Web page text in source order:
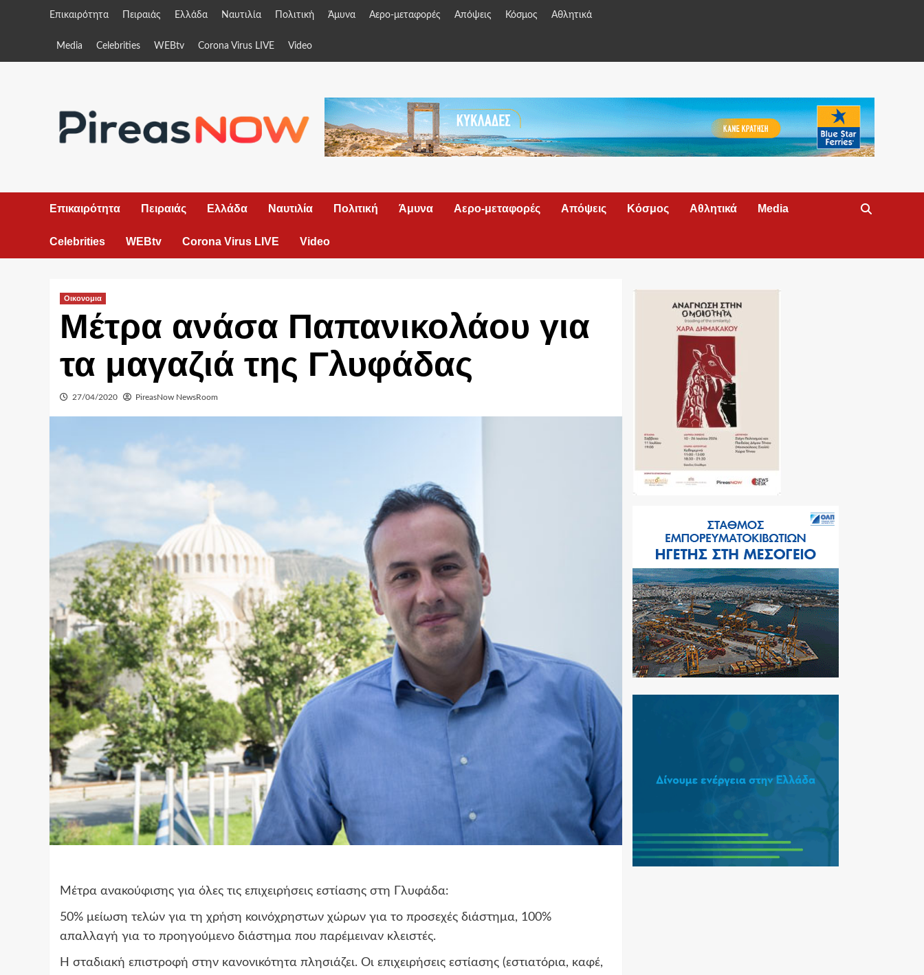
Επικαιρότητα Πειραιάς Ελλάδα Ναυτιλία Πολιτική Άμυνα Αερο-μεταφορές Απόψεις Κόσμος Αθλητικά
Media Celebrities WEBtv Corona Virus LIVE Video
Επικαιρότητα Πειραιάς Ελλάδα Ναυτιλία Πολιτική Άμυνα Αερο-μεταφορές Απόψεις Κόσμος Αθλητικά Media
Celebrities WEBtv Corona Virus LIVE Video
Οικονομια
Μέτρα ανάσα Παπανικολάου για
τα μαγαζιά της Γλυφάδας
27/04/2020 PireasNow NewsRoom
Μέτρα ανακούφισης για όλες τις επιχειρήσεις εστίασης στη Γλυφάδα:
50% μείωση τελών για τη χρήση κοινόχρηστων χώρων για το προσεχές διάστημα, 100%
απαλλαγή για το προηγούμενο διάστημα που παρέμειναν κλειστές.
Η σταδιακή επιστροφή στην κανονικότητα πλησιάζει. Οι επιχειρήσεις εστίασης (εστιατόρια, καφέ,